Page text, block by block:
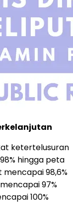
ketertelusuran
hingga peta
98,6%
97%
100%